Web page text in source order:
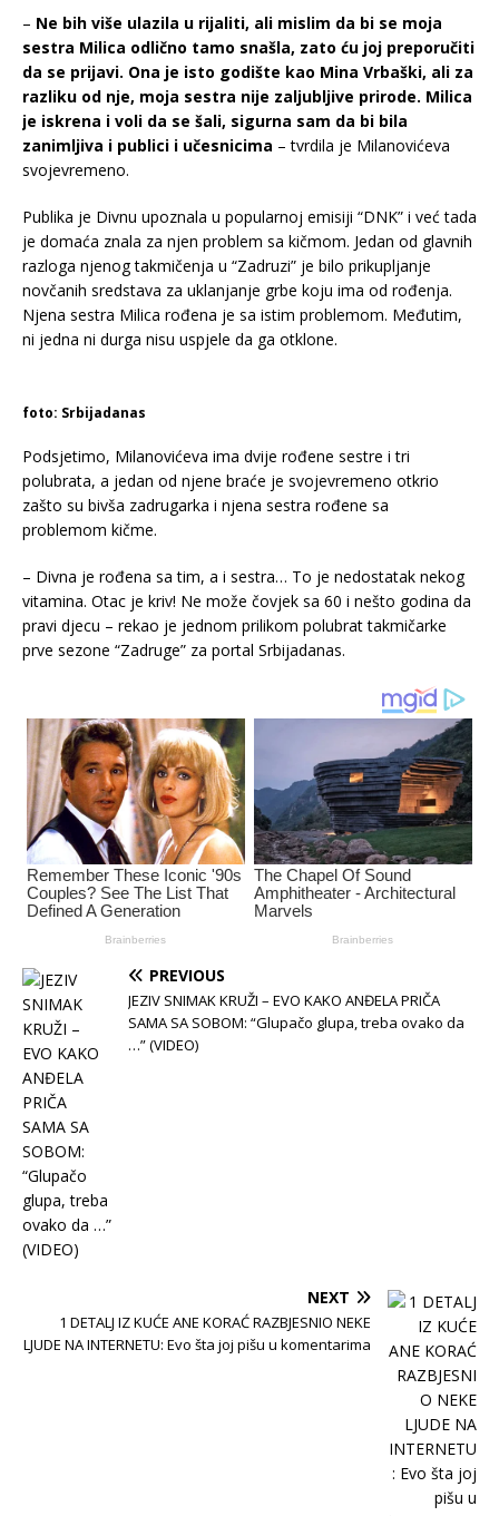
– Ne bih više ulazila u rijaliti, ali mislim da bi se moja
sestra Milica odlično tamo snašla, zato ću joj preporučiti
da se prijavi. Ona je isto godište kao Mina Vrbaški, ali za
razliku od nje, moja sestra nije zaljubljive prirode. Milica
je iskrena i voli da se šali, sigurna sam da bi bila
zanimljiva i publici i učesnicima – tvrdila je Milanovićeva
svojevremeno.
Publika je Divnu upoznala u popularnoj emisiji “DNK” i već tada
je domaća znala za njen problem sa kičmom. Jedan od glavnih
razloga njenog takmičenja u “Zadruzi” je bilo prikupljanje
novčanih sredstava za uklanjanje grbe koju ima od rođenja.
Njena sestra Milica rođena je sa istim problemom. Međutim,
ni jedna ni durga nisu uspjele da ga otklone.
foto: Srbijadanas
Podsjetimo, Milanovićeva ima dvije rođene sestre i tri
polubrata, a jedan od njene braće je svojevremeno otkrio
zašto su bivša zadrugarka i njena sestra rođene sa
problemom kičme.
– Divna je rođena sa tim, a i sestra… To je nedostatak nekog
vitamina. Otac je kriv! Ne može čovjek sa 60 i nešto godina da
pravi djecu – rekao je jednom prilikom polubrat takmičarke
prve sezone “Zadruge” za portal Srbijadanas.
PREVIOUS
JEZIV SNIMAK KRUŽI – EVO KAKO ANĐELA PRIČA
SAMA SA SOBOM: “Glupačo glupa, treba ovako da
…” (VIDEO)
NEXT
1 DETALJ IZ KUĆE ANE KORAĆ RAZBJESNIO NEKE
LJUDE NA INTERNETU: Evo šta joj pišu u komentarima